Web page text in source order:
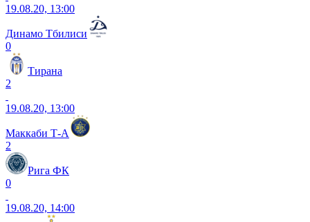
19.08.20, 13:00
Динамо Тбилиси
0
Тирана
2
19.08.20, 13:00
Маккаби Т-А
2
Рига ФК
0
19.08.20, 14:00